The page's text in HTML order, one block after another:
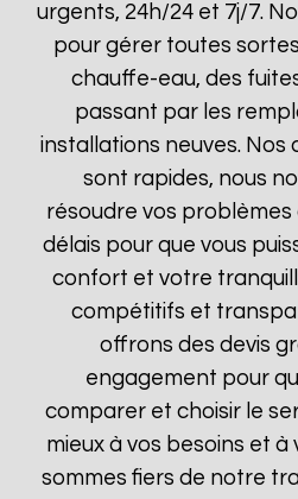
urgents, 24h/24 et 7j/7.
pour gérer toutes
chauffe-eau, des
passant par les
installations neuves. Nos
sont rapides, nous
résoudre vos problèmes
délais pour que vous
confort et votre
compétitifs et
offrons des devis
engagement pour
comparer et choisir le
mieux à vos besoins et
sommes fiers de notre